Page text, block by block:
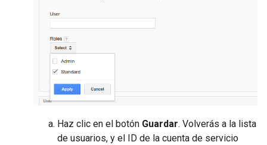
Haz clic en el botón Guardar. Volverás a la lista
de usuarios, y el ID de la cuenta de servicio